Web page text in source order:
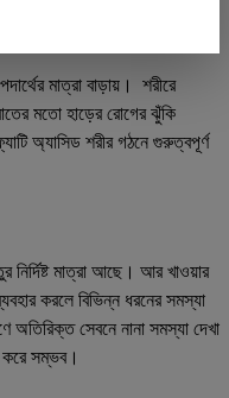
মাত্রা বাড়ায়। শরীরে
মতো হাড়ের রোগের ঝুঁকি
অ্যাসিড শরীর গঠনে গুরুত্বপূর্ণ
মাত্রা আছে। আর খাওয়ার
করলে বিভিন্ন ধরনের সমস্যা
সেবনে নানা সমস্যা দেখা
করে সম্ভব।